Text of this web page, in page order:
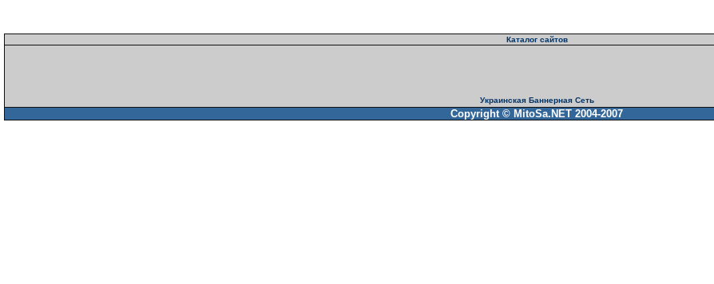
Каталог сайтов
Украинская Баннерная Сеть
Copyright © MitoSa.NET 2004-2007